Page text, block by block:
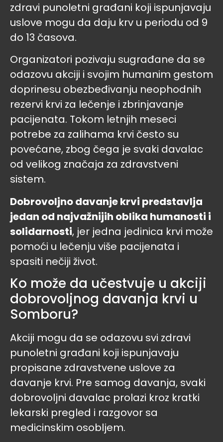
zdravi punoletni građani koji ispunjavaju
uslove mogu da daju krv u periodu od 9
do 13 časova.
Organizatori pozivaju sugrađane da se
odazovu akciji i svojim humanim gestom
doprinesu obezbeđivanju neophodnih
rezervi krvi za lečenje i zbrinjavanje
pacijenata. Tokom letnjih meseci
potrebe za zalihama krvi često su
povećane, zbog čega je svaki davalac
od velikog značaja za zdravstveni
sistem.
Dobrovoljno davanje krvi predstavlja
jedan od najvažnijih oblika humanosti i
solidarnosti, jer jedna jedinica krvi može
pomoći u lečenju više pacijenata i
spasiti nečiji život.
Ko može da učestvuje u akciji
dobrovoljnog davanja krvi u
Somboru?
Akciji mogu da se odazovu svi zdravi
punoletni građani koji ispunjavaju
propisane zdravstvene uslove za
davanje krvi. Pre samog davanja, svaki
dobrovoljni davalac prolazi kroz kratki
lekarski pregled i razgovor sa
medicinskim osobljem.